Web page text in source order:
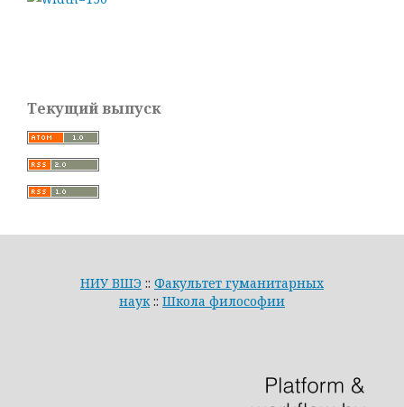
Текущий выпуск
НИУ ВШЭ :: Факультет гуманитарных
наук:: Школа философии